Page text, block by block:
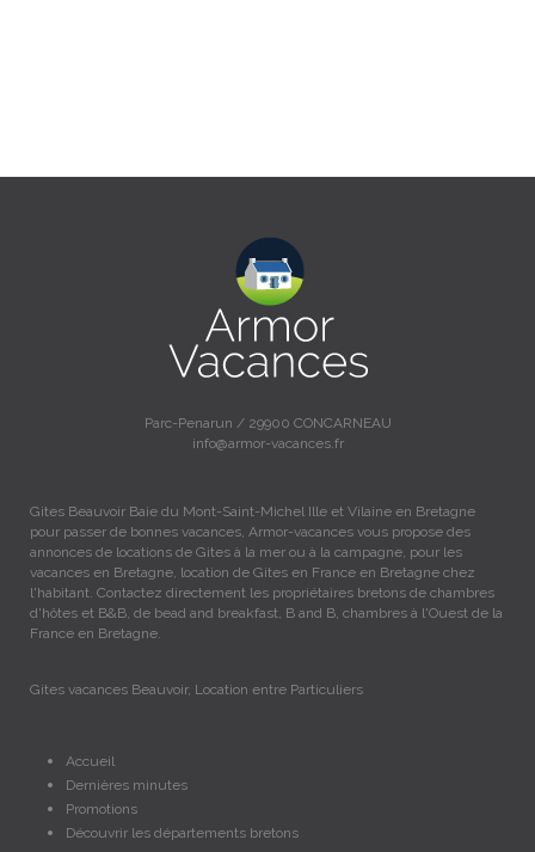
Parc-Penarun / 29900 CONCARNEAU
info@armor-vacances.fr
Gites Beauvoir Baie du Mont-Saint-Michel Ille et Vilaine en Bretagne
pour passer de bonnes vacances, Armor-vacances vous propose des
annonces de locations de Gites à la mer ou à la campagne, pour les
vacances en Bretagne, location de Gites en France en Bretagne chez
l'habitant. Contactez directement les propriétaires bretons de chambres
d'hôtes et B&B, de bead and breakfast, B and B, chambres à l'Ouest de la
France en Bretagne.
Gites vacances Beauvoir, Location entre Particuliers
Accueil
Dernières minutes
Promotions
Découvrir les départements bretons